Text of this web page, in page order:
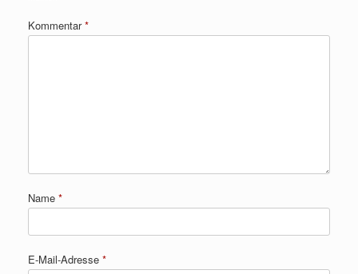
Kommentar*
Name *
E-Mail-Adresse *